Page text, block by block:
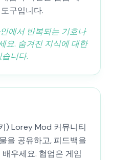
구입니다.
에서 반복되는 기호나
요. 숨겨진 지식에 대한
니다.
) Lorey Mod 커뮤니티
을 공유하고, 피드백을
우세요. 협업은 게임